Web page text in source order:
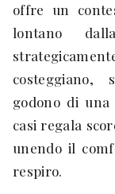
offre un
lontano
costeggiano,
godono di
casi regala
unendo il
respiro.